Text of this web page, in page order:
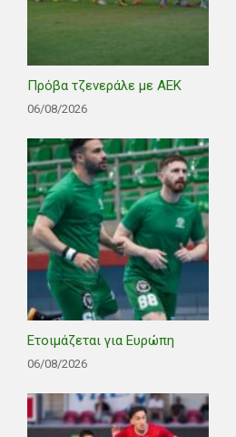
Πρόβα τζενεράλε με ΑΕΚ
06/08/2026
Ετοιμάζεται για Ευρώπη
06/08/2026